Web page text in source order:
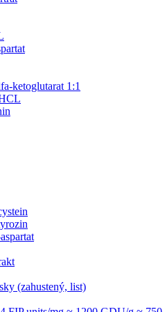
ketoglutarat 1:1
(zahustený, list)